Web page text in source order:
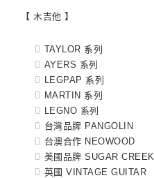
【 木吉他 】
TAYLOR 系列
AYERS 系列
LEGPAP 系列
MARTIN 系列
LEGNO 系列
台灣品牌 PANGOLIN
台澳合作 NEOWOOD
美國品牌 SUGAR CREEK
英國 VINTAGE GUITAR